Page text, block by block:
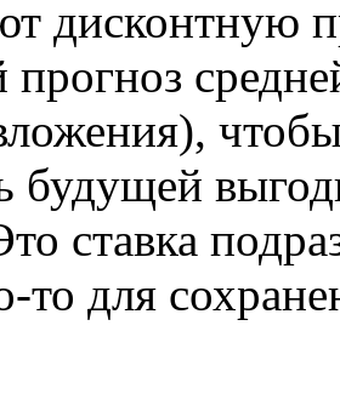
дисконтную
будущей
ставка
то для